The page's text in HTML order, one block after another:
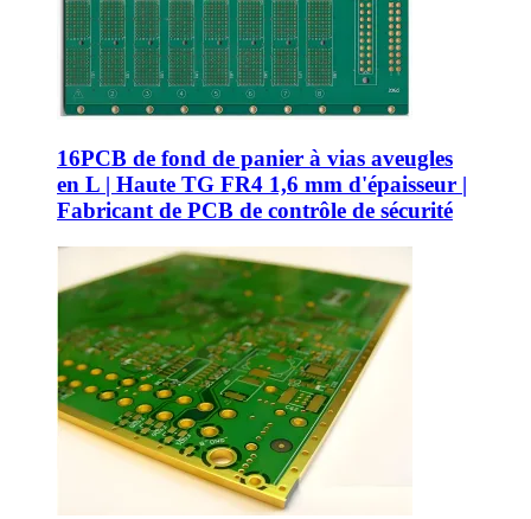
16PCB de fond de panier à vias aveugles
en L | Haute TG FR4 1,6 mm d'épaisseur |
Fabricant de PCB de contrôle de sécurité